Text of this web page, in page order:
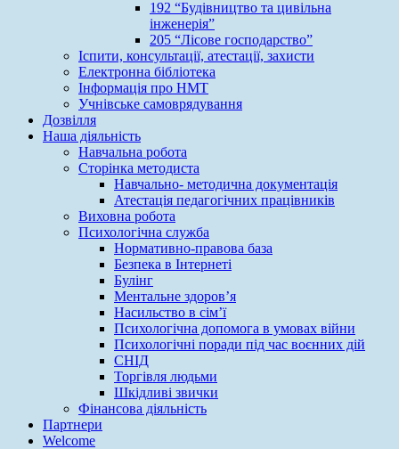
192 “Будівництво та цивільна
інженерія”
205 “Лісове господарство”
Іспити, консультації, атестації, захисти
Електронна бібліотека
Інформація про НМТ
Учнівське самоврядування
Дозвілля
Наша діяльність
Навчальна робота
Сторінка методиста
Навчально- методична документація
Атестація педагогічних працівників
Виховна робота
Психологічна служба
Нормативно-правова база
Безпека в Інтернеті
Булінг
Ментальне здоров’я
Насильство в сім’ї
Психологічна допомога в умовах війни
Психологічні поради під час воєнних дій
СНІД
Торгівля людьми
Шкідливі звички
Фінансова діяльність
Партнери
Welcome